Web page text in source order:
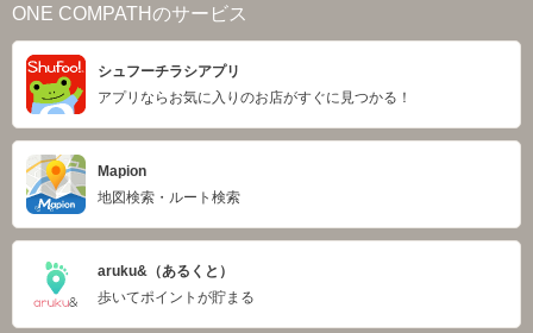
ONE COMPATHのサービス
シュフーチラシアプリ
アプリならお気に入りのお店がすぐに見つかる！
Mapion
地図検索・ルート検索
aruku&（あるくと）
歩いてポイントが貯まる